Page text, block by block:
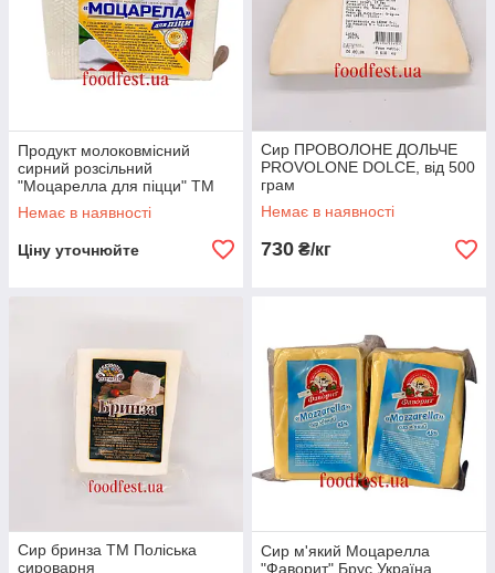
Продукт молоковмісний
сирний розсільний
"Моцарелла для піцци" ТМ
Радомілк 1кг
Немає в наявності
Ціну уточнюйте
Сир ПРОВОЛОНЕ ДОЛЬЧЕ
PROVOLONE DOLCE, від 500
грам
Немає в наявності
730 ₴/кг
Сир бринза ТМ Поліська
сироварня
Сир м'який Моцарелла
"Фаворит" Брус Україна